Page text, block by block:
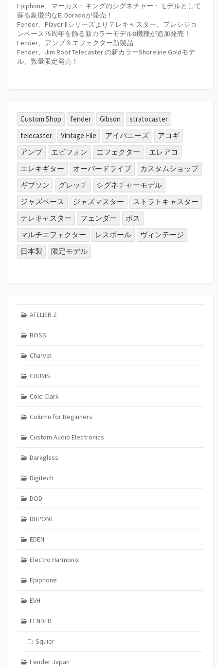
Epiphone、マーカス・キングのシグネチャー・モデルとして
蘇る象徴的なEl Doradoが発売！
Fender、Player IIシリーズよりテレキャスター、プレシジョ
ンベース75周年を飾る新カラーモデル8機種が追加発売！
Fender、アンプ＆エフェクター新製品
Fender、Jim Root Telecaster の新カラーShoreline Goldモデ
ル、数量限定発売！
Custom Shop fender Gibson
stratocaster
telecaster
Vintage File アイバニーズ
アコギ
アンプ
エピフォン エフェクター
エレアコ
エレキギター
オーバードライブ
カスタムショップ
ギブソン
グレッチ
シグネチャーモデル
ジャズベース
ジャズマスター
ストラトキャスター
テレキャスター
フェンダー
ボス
マルチエフェクター
レスポール
ヴィンテージ
日本製
限定モデル
ATELIER Z
BOSS
Charvel
CHUMS
Cole Clark
Column for Beginners
Custom Audio Electronics
Darkglass
Digitech
DOD
DUPONT
EDEN
Electro Harmonix
Epiphone
EVH
FENDER
Squier
Fender Japan